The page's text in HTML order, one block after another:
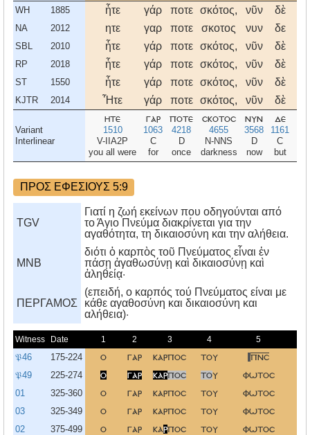
WH 1885 ἦτε γάρ ποτε σκότος, νῦν δὲ
NA 2012 ητε γαρ ποτε σκοτος νυν δε
SBL 2010 ἦτε γάρ ποτε σκότος, νῦν δὲ
RP 2018 ἦτε γάρ ποτε σκότος, νῦν δὲ
ST 1550 ἦτε γάρ ποτε σκότος, νῦν δὲ
KJTR 2014 Ἦτε γάρ ποτε σκότος, νῦν δὲ
Variant
Interlinear
ητε
1510
V-IIA2P
you all were
γαρ
1063
C
for
ποτε
4218
D
once
σκοτοσ
4655
N-NNS
darkness
νυν
3568
D
now
δε
1161
C
but
ΠΡΟΣ ΕΦΕΣΙΟΥΣ 5:9
TGV
Γιατί η ζωή εκείνων που οδηγούνται από
το Άγιο Πνεύμα διακρίνεται για την
αγαθότητα, τη δικαιοσύνη και την αλήθεια.
MNB
διότι ὁ καρπὸς τοῦ Πνεύματος εἶναι ἐν
πάσῃ ἀγαθωσύνῃ καὶ δικαιοσύνῃ καὶ
ἀληθείᾳ·
ΠΕΡΓΑΜΟΣ
(επειδή, ο καρπός τού Πνεύματος είναι με
κάθε αγαθοσύνη και δικαιοσύνη και
αλήθεια)·
Witness Date 1 2 3 4 5
𝔓46 175-224 ο γαρ καρποσ του πνσ
𝔓49 225-274 ο γαρ καρποσ του φωτοσ
01 325-360 ο γαρ καρποσ του φωτοσ
03 325-349 ο γαρ καρποσ του φωτοσ
02 375-499 ο γαρ καρποσ του φωτοσ